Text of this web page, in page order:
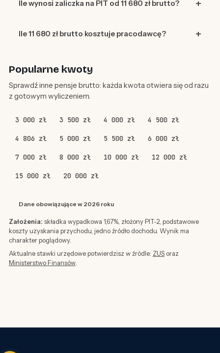
Ile wynosi zaliczka na PIT od 11 680 zł brutto?
Ile 11 680 zł brutto kosztuje pracodawcę?
Popularne kwoty
Sprawdź inne pensje brutto: każda kwota otwiera się od razu
z gotowym wyliczeniem.
3 000 zł 3 500 zł 4 000 zł 4 500 zł
4 806 zł 5 000 zł 5 500 zł 6 000 zł
7 000 zł 8 000 zł 10 000 zł 12 000 zł
15 000 zł 20 000 zł
Dane obowiązujące w 2026 roku
Założenia: składka wypadkowa 1,67%, złożony PIT-2, podstawowe
koszty uzyskania przychodu, jedno źródło dochodu. Wynik ma
charakter poglądowy.
Aktualne stawki urzędowe potwierdzisz w źródle: ZUSoraz
Ministerstwo Finansów.